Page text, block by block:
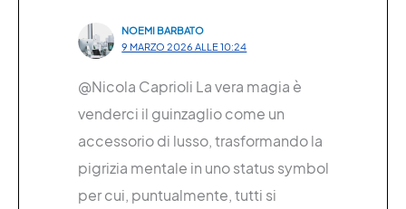
NOEMI BARBATO
9 MARZO 2026 ALLE 10:24
@Nicola Caprioli La vera magia è
venderci il guinzaglio come un
accessorio di lusso, trasformando la
pigrizia mentale in uno status symbol
per cui, puntualmente, tutti si